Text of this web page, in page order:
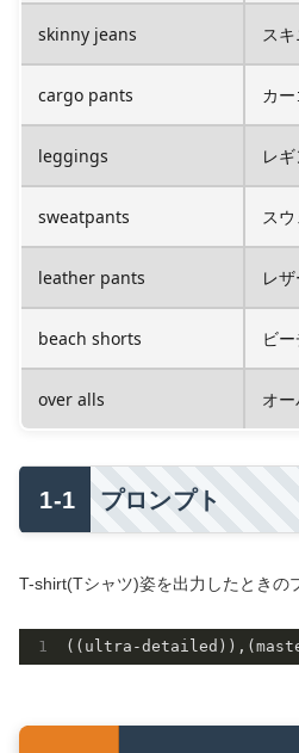
skinny jeans スキ
cargo pants カー
leggings レギ
sweatpants スウ
leather pants レザ
beach shorts ビー
over alls オー
プロンプト
T-shirt(Tシャツ)姿を出力したときの
((ultra-